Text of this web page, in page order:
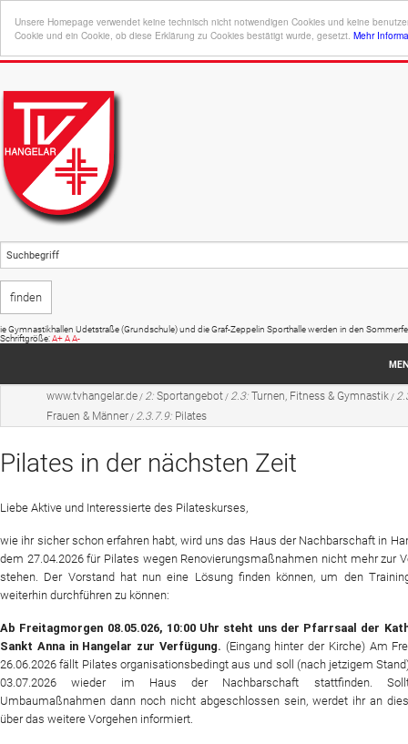
Unsere Homepage verwendet keine technisch nicht notwendigen Cookies und keine
Cookie und ein Cookie, ob diese Erklärung zu Cookies bestätigt wurde, gesetzt. Mehr
(Grundschule) und die Graf-Zeppelin Sporthalle werden in den Sommerferien (20.07. -
Schriftgröße:A+AA-
Startseite
Veranstaltungen
Verein
Website
News
www.tvhangelar.de/ 2: Sportangebot/ 2.3: Turnen, Fitness & Gymnastik/
Frauen & Männer/ 2.3.7.9: Pilates
Pilates in der nächsten Zeit
Liebe Aktive und Interessierte des Pilateskurses,
wie ihr sicher schon erfahren habt, wird uns das Haus der Nachbarschaft in
dem 27.04.2026 für Pilates wegen Renovierungsmaßnahmen nicht mehr zur
stehen. Der Vorstand hat nun eine Lösung finden können, um den
weiterhin durchführen zu können:
Ab Freitagmorgen 08.05.026, 10:00 Uhr steht uns der Pfarrsaal der
Sankt Anna in Hangelar zur Verfügung. (Eingang hinter der Kirche) Am
26.06.2026 fällt Pilates organisationsbedingt aus und soll (nach jetzigem
03.07.2026 wieder im Haus der Nachbarschaft stattfinden.
Umbaumaßnahmen dann noch nicht abgeschlossen sein, werdet ihr an
über das weitere Vorgehen informiert.